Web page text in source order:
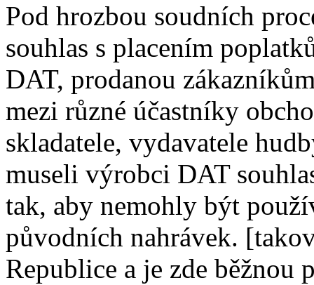
Pod hrozbou soudních
souhlas s placením
DAT, prodanou
mezi různé účastníky
skladatele, vydavatele
museli výrobci DAT
tak, aby nemohly být
původních nahrávek.
Republice a je zde běžnou